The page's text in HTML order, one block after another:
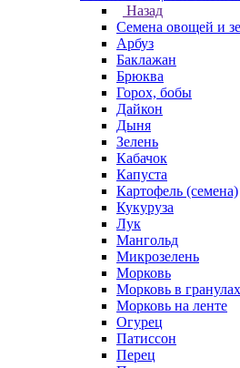
Назад
Семена овощей и
Арбуз
Баклажан
Брюква
Горох, бобы
Дайкон
Дыня
Зелень
Кабачок
Капуста
Картофель (семена)
Кукуруза
Лук
Мангольд
Микрозелень
Морковь
Морковь в гранулах
Морковь на ленте
Огурец
Патиссон
Перец